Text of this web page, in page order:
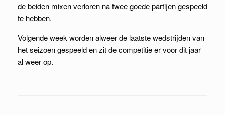
de beiden mixen verloren na twee goede partijen gespeeld
te hebben.
Volgende week worden alweer de laatste wedstrijden van
het seizoen gespeeld en zit de competitie er voor dit jaar
al weer op.